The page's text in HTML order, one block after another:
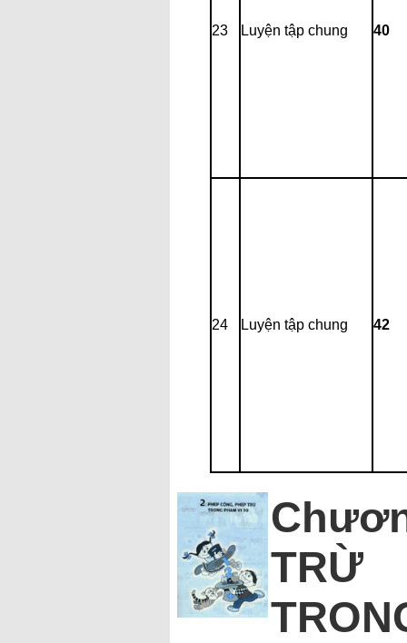
23 Luyện tập chung 40
24 Luyện tập chung 42
TRỪ